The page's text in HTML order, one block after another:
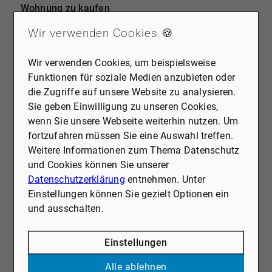
Wohnung zu kaufen
Baujahr
Wohnfläche ca. 137,37 m²
Zimmer
Wir verwenden Cookies 🍪
Wir verwenden Cookies, um beispielsweise
Funktionen für soziale Medien anzubieten oder
die Zugriffe auf unsere Website zu analysieren.
Sie geben Einwilligung zu unseren Cookies,
wenn Sie unsere Webseite weiterhin nutzen. Um
fortzufahren müssen Sie eine Auswahl treffen.
Weitere Informationen zum Thema Datenschutz
und Cookies können Sie unserer
Datenschutzerklärung entnehmen. Unter
Einstellungen können Sie gezielt Optionen ein
und ausschalten.
Einstellungen
Alle ablehnen